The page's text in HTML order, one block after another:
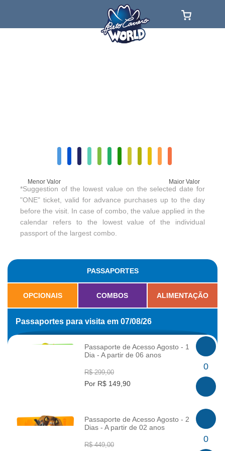
Menor Valor Maior Valor
*Suggestion of the lowest value on the selected date for
"ONE" ticket, valid for advance purchases up to the day
before the visit. In case of combo, the value applied in the
calendar refers to the lowest value of the individual
passport of the largest combo.
PASSAPORTES
OPCIONAIS COMBOS ALIMENTAÇÃO
Passaportes para visita em 07/08/26
Passaporte de Acesso Agosto - 1
Dia - A partir de 06 anos
R$ 299,00
Por R$ 149,90
0
Passaporte de Acesso Agosto - 2
Dias - A partir de 02 anos
R$ 449,00
0